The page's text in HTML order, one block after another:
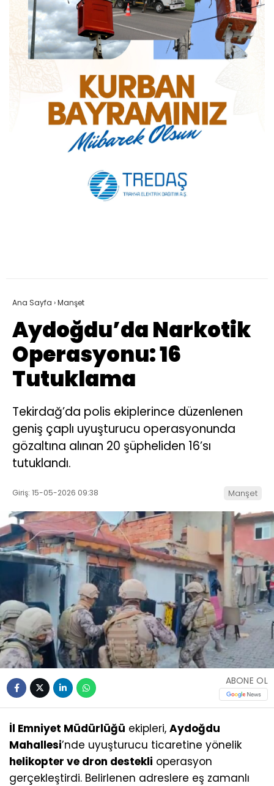
Ana Sayfa ›Manşet
Aydoğdu’da Narkotik
Operasyonu: 16
Tutuklama
Tekirdağ’da polis ekiplerince düzenlenen
geniş çaplı uyuşturucu operasyonunda
gözaltına alınan 20 şüpheliden 16’sı
tutuklandı.
Giriş: 15-05-2026 09:38 Manşet
ABONE OL
İl Emniyet Müdürlüğü ekipleri, Aydoğdu
Mahallesi’nde uyuşturucu ticaretine yönelik
helikopter ve dron destekli operasyon
gerçekleştirdi. Belirlenen adreslere eş zamanlı